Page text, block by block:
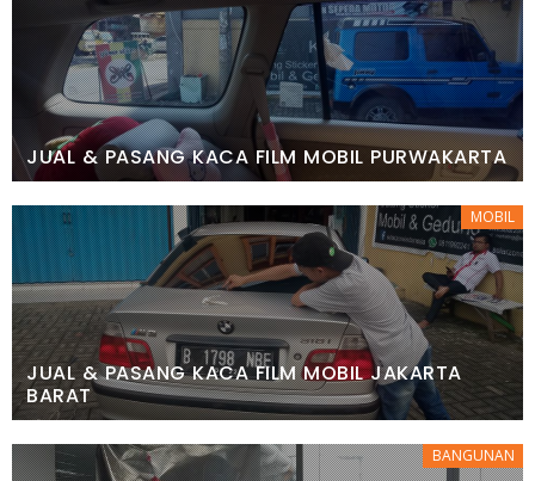
JUAL & PASANG KACA FILM MOBIL PURWAKARTA
MOBIL
JUAL & PASANG KACA FILM MOBIL JAKARTA
BARAT
BANGUNAN